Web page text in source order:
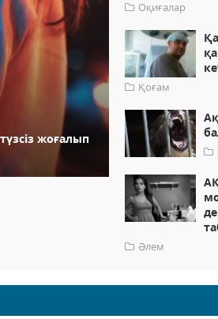
жоғалып
Оқиғалар
Қоғам
Әлем